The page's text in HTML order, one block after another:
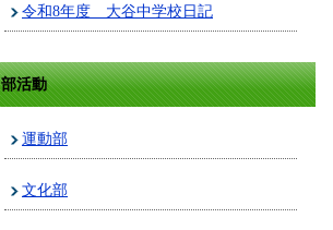
令和8年度 大谷中学校日記
部活動
運動部
文化部